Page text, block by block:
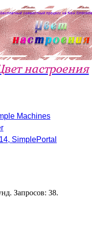
настроения
Machines
SimplePortal
Запросов: 38.